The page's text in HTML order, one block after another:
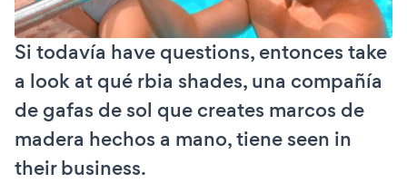
Si todavía have questions, entonces take
a look at qué rbia shades, una compañía
de gafas de sol que creates marcos de
madera hechos a mano, tiene seen in
their business.